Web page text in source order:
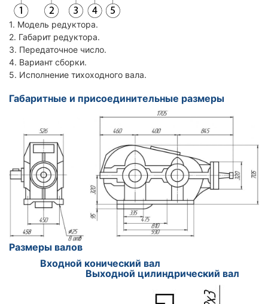
1. Модель редуктора.
2. Габарит редуктора.
3. Передаточное число.
4. Вариант сборки.
5. Исполнение тихоходного вала.
Габаритные и присоединительные размеры
Размеры валов
Входной конический вал
Выходной цилиндрический вал